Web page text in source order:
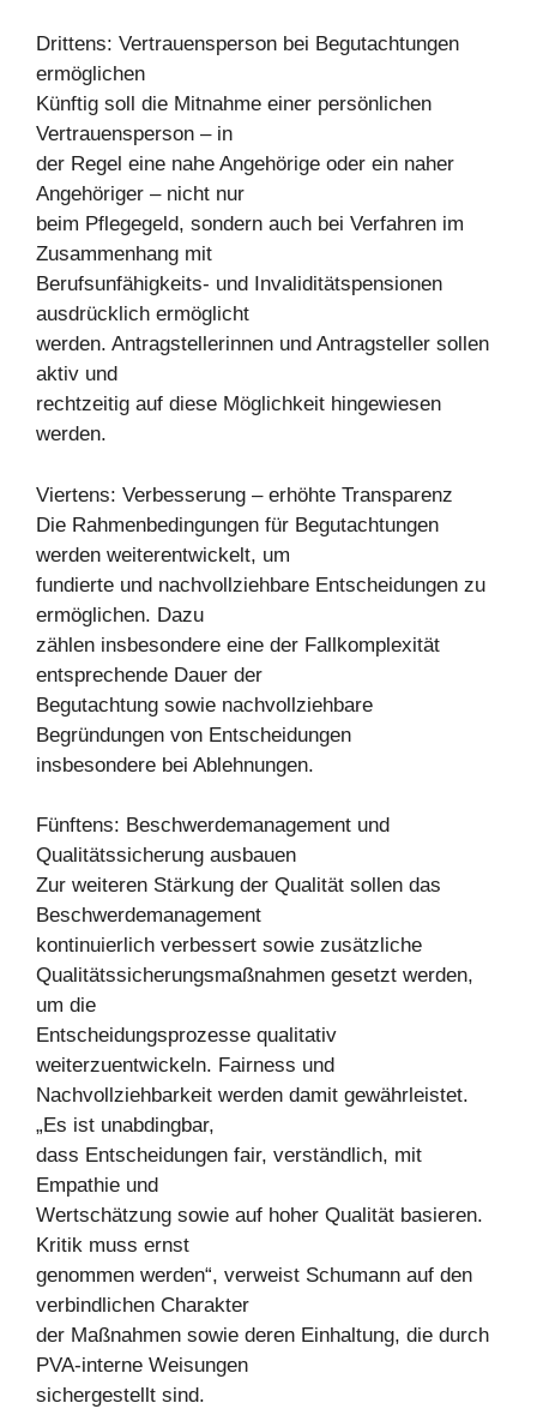
Drittens: Vertrauensperson bei Begutachtungen
ermöglichen
Künftig soll die Mitnahme einer persönlichen
Vertrauensperson – in
der Regel eine nahe Angehörige oder ein naher
Angehöriger – nicht nur
beim Pflegegeld, sondern auch bei Verfahren im
Zusammenhang mit
Berufsunfähigkeits- und Invaliditätspensionen
ausdrücklich ermöglicht
werden. Antragstellerinnen und Antragsteller sollen
aktiv und
rechtzeitig auf diese Möglichkeit hingewiesen
werden.
Viertens: Verbesserung – erhöhte Transparenz
Die Rahmenbedingungen für Begutachtungen
werden weiterentwickelt, um
fundierte und nachvollziehbare Entscheidungen zu
ermöglichen. Dazu
zählen insbesondere eine der Fallkomplexität
entsprechende Dauer der
Begutachtung sowie nachvollziehbare
Begründungen von Entscheidungen
insbesondere bei Ablehnungen.
Fünftens: Beschwerdemanagement und
Qualitätssicherung ausbauen
Zur weiteren Stärkung der Qualität sollen das
Beschwerdemanagement
kontinuierlich verbessert sowie zusätzliche
Qualitätssicherungsmaßnahmen gesetzt werden,
um die
Entscheidungsprozesse qualitativ
weiterzuentwickeln. Fairness und
Nachvollziehbarkeit werden damit gewährleistet.
„Es ist unabdingbar,
dass Entscheidungen fair, verständlich, mit
Empathie und
Wertschätzung sowie auf hoher Qualität basieren.
Kritik muss ernst
genommen werden“, verweist Schumann auf den
verbindlichen Charakter
der Maßnahmen sowie deren Einhaltung, die durch
PVA-interne Weisungen
sichergestellt sind.